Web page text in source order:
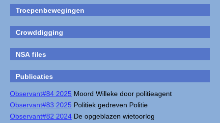
Troepenbewegingen
Crowddigging
NSA files
Publicaties
Observant#84 2025 Moord Willeke door politieagent
Observant#83 2025 Politiek gedreven Politie
Observant#82 2024 De opgeblazen wietoorlog